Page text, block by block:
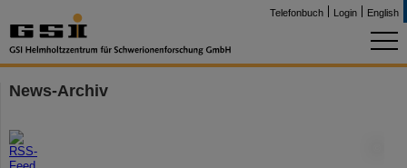
Telefonbuch Login English
News-Archiv